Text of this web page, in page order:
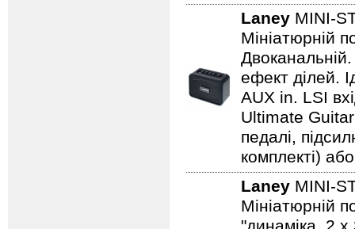
Laney MINI-
Мініатюрній
ефект ділей.
AUX in. LSI
Ultimate Guitar
педалі,
комплекті)
Laney MINI-
Мініатюрній